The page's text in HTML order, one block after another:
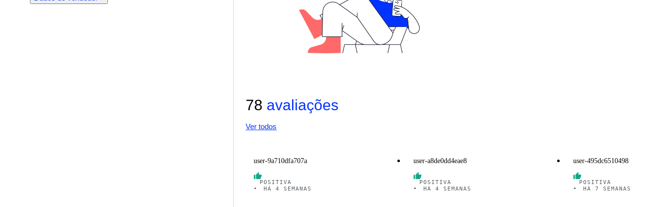
78 avaliações
Ver todos
user-9a710dfa707a
POSITIVA
•
HÁ 4 SEMANAS
user-a8de0dd4eae8
POSITIVA
•
HÁ 4 SEMANAS
user-495dc6510498
POSITIVA
•
HÁ 7 SEMANAS